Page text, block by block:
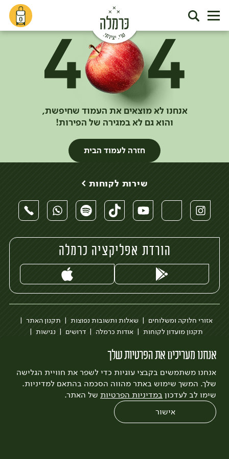
0
אנחנו לא מוצאים את העמוד שחיפשת,
והוא גם לא במגירה של הפירות!
חזרה לעמוד הבית
אנחנו מעריכים את הפרטיות שלך
אנחנו משתמשים בקבצי עוגיות כדי לשפר את חוויית הגלישה
שלך. המשך שימוש באתר מהווה הסכמה בהתאם למדיניות.
שימו לב לעדכון במדיניות הפרטיות של האתר.
אישור
שירות לקוחות >
הורדת אפליקציה כרמלה
אזורי חלוקה ומשלוחים שאלות ותשובות נפוצות
תקנון האתר
תקנון מועדון לקוחות
אודות כרמלה דרושים
נגישות
לצפייה בעדכון מדיניות פרטיות
עיצוב:3bears פיתוח:Quatro